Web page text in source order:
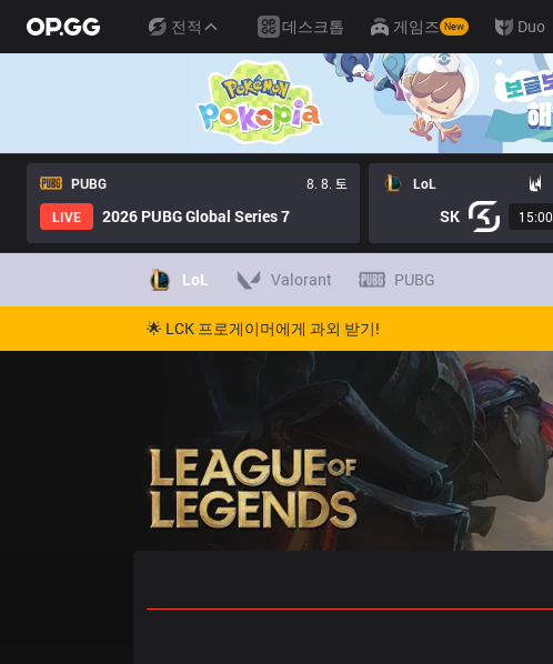
전적 데스크톱 게임즈 New Duo
PUBG
8. 8. 토
LIVE
2026 PUBG Global Series 7
LoL
SK 15:00
LoL Valorant PUBG
🌟 LCK 프로게이머에게 과외 받기!